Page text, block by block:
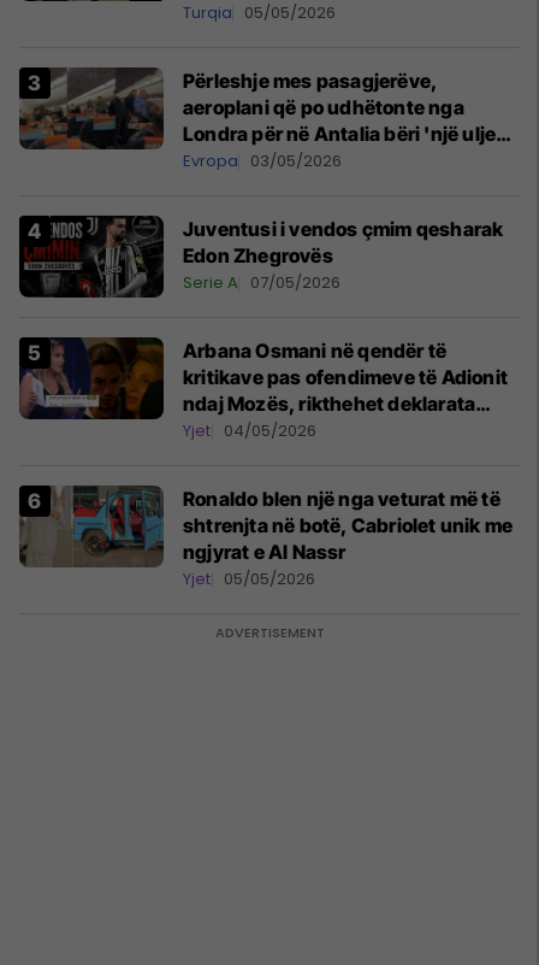
Turqia 05/05/2026
Përleshje mes pasagjerëve,
aeroplani që po udhëtonte nga
Londra për në Antalia bëri 'një ulje
emergjente' në Prishtinë
Evropa 03/05/2026
Juventusi i vendos çmim qesharak
Edon Zhegrovës
Serie A 07/05/2026
Arbana Osmani në qendër të
kritikave pas ofendimeve të Adionit
ndaj Mozës, rikthehet deklarata
‘Është emision tjetër ai’
Yjet 04/05/2026
Ronaldo blen një nga veturat më të
shtrenjta në botë, Cabriolet unik me
ngjyrat e Al Nassr
Yjet 05/05/2026